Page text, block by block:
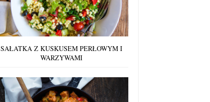
SAŁATKA Z KUSKUSEM PERŁOWYM I
WARZYWAMI